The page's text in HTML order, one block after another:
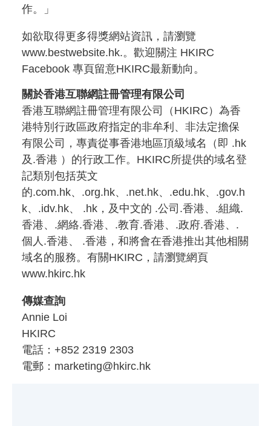
作。」
如欲取得更多得獎網站資訊，請瀏覽
www.bestwebsite.hk.。歡迎關注 HKIRC
Facebook 專頁留意HKIRC最新動向。
關於香港互聯網註冊管理有限公司
香港互聯網註冊管理有限公司（HKIRC）為香
港特別行政區政府指定的非牟利、非法定擔保
有限公司，專責從事香港地區頂級域名（即 .hk
及.香港 ）的行政工作。HKIRC所提供的域名登
記類別包括英文
的.com.hk、.org.hk、.net.hk、.edu.hk、.gov.h
k、.idv.hk、 .hk，及中文的 .公司.香港、.組織.
香港、.網絡.香港、.教育.香港、.政府.香港、.
個人.香港、 .香港，和將會在香港推出其他相關
域名的服務。有關HKIRC，請瀏覽網頁
www.hkirc.hk
傳媒查詢
Annie Loi
HKIRC
電話：+852 2319 2303
電郵：marketing@hkirc.hk